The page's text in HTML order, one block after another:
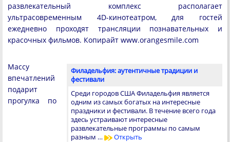
развлекательный комплекс располагает
ультрасовременным 4D-кинотеатром, для гостей
ежедневно проходят трансляции познавательных и
красочных фильмов. Копирайт www.orangesmile.com
Филадельфия: аутентичные традиции и
фестивали
Среди городов США Филадельфия является
одним из самых богатых на интересные
праздники и фестивали. В течение всего года
здесь устраивают интересные
развлекательные программы по самым
разным …
Открыть
Массу
впечатлений
подарит
прогулка по